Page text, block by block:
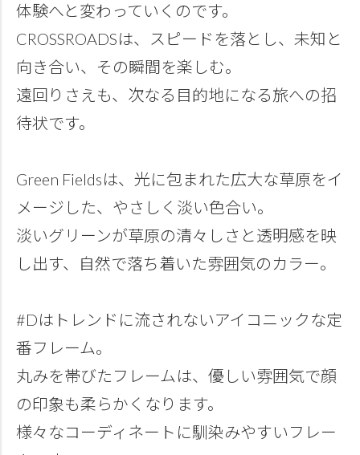
体験へと変わっていくのです。
CROSSROADSは、スピードを落とし、未知と
向き合い、その瞬間を楽しむ。
遠回りさえも、次なる目的地になる旅への招
待状です。
Green Fieldsは、光に包まれた広大な草原をイ
メージした、やさしく淡い色合い。
淡いグリーンが草原の清々しさと透明感を映
し出す、自然で落ち着いた雰囲気のカラー。
#Dはトレンドに流されないアイコニックな定
番フレーム。
丸みを帯びたフレームは、優しい雰囲気で顔
の印象も柔らかくなります。
様々なコーディネートに馴染みやすいフレー